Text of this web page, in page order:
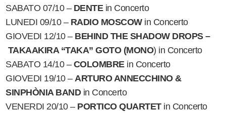
SABATO 07/10 – DENTEin Concerto
LUNEDI 09/10 – RADIO MOSCOWin Concerto
GIOVEDI 12/10 – BEHIND THE SHADOW DROPS –
TAKAAKIRA “TAKA” GOTO (MONO) in Concerto
SABATO 14/10 – COLOMBREin Concerto
GIOVEDI 19/10 –ARTURO ANNECCHINO &
SINPHÒNIA BANDin Concerto
VENERDI 20/10 – PORTICO QUARTETin Concerto